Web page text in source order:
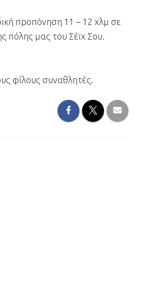
προπόνηση 11 – 12 χλμ σε
πόλης μας του Σέϊχ Σου.
φίλους συναθλητές.